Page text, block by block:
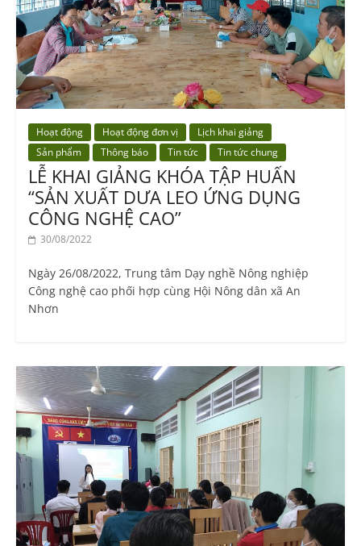
Hoạt động Hoạt động đơn vị
Lịch khai giảng
Sản phẩm
Thông báo Tin tức Tin tức chung
LỄ KHAI GIẢNG KHÓA TẬP HUẤN
“SẢN XUẤT DƯA LEO ỨNG DỤNG
CÔNG NGHỆ CAO”
30/08/2022
Ngày 26/08/2022, Trung tâm Dạy nghề Nông nghiệp
Công nghệ cao phối hợp cùng Hội Nông dân xã An
Nhơn